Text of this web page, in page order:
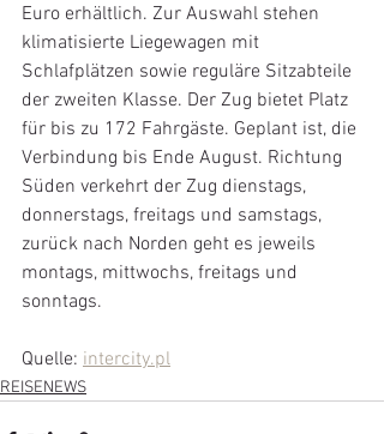
Euro erhältlich. Zur Auswahl stehen
klimatisierte Liegewagen mit
Schlafplätzen sowie reguläre Sitzabteile
der zweiten Klasse. Der Zug bietet Platz
für bis zu 172 Fahrgäste. Geplant ist, die
Verbindung bis Ende August. Richtung
Süden verkehrt der Zug dienstags,
donnerstags, freitags und samstags,
zurück nach Norden geht es jeweils
montags, mittwochs, freitags und
sonntags.
Quelle: intercity.pl
REISENEWS